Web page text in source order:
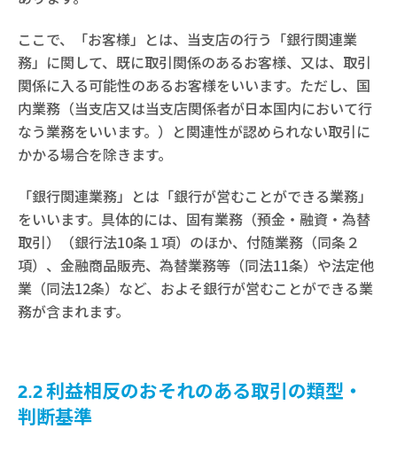
ここで、「お客様」とは、当支店の行う「銀行関連業
務」に関して、既に取引関係のあるお客様、又は、取引
関係に入る可能性のあるお客様をいいます。ただし、国
内業務（当支店又は当支店関係者が日本国内において行
なう業務をいいます。）と関連性が認められない取引に
かかる場合を除きます。
「銀行関連業務」とは「銀行が営むことができる業務」
をいいます。具体的には、固有業務（預金・融資・為替
取引）（銀行法10条１項）のほか、付随業務（同条２
項）、金融商品販売、為替業務等（同法11条）や法定他
業（同法12条）など、およそ銀行が営むことができる業
務が含まれます。
2.2 利益相反のおそれのある取引の類型・
判断基準